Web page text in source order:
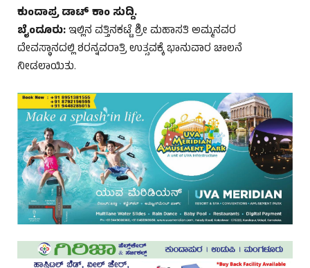
ಕುಂದಾಪ್ರ ಡಾಟ್ ಕಾಂ ಸುದ್ದಿ.
ಬೈಂದೂರು:ಇಲ್ಲಿನ ವತ್ತಿನಕಟ್ಟೆ ಶ್ರೀ ಮಹಾಸತಿ ಅಮ್ಮನವರ
ದೇವಸ್ಥಾನದಲ್ಲಿ ಶರನ್ನವರಾತ್ರಿ ಉತ್ಸವಕ್ಕೆ ಭಾನುವಾರ ಚಾಲನೆ
ನೀಡಲಾಯಿತು.